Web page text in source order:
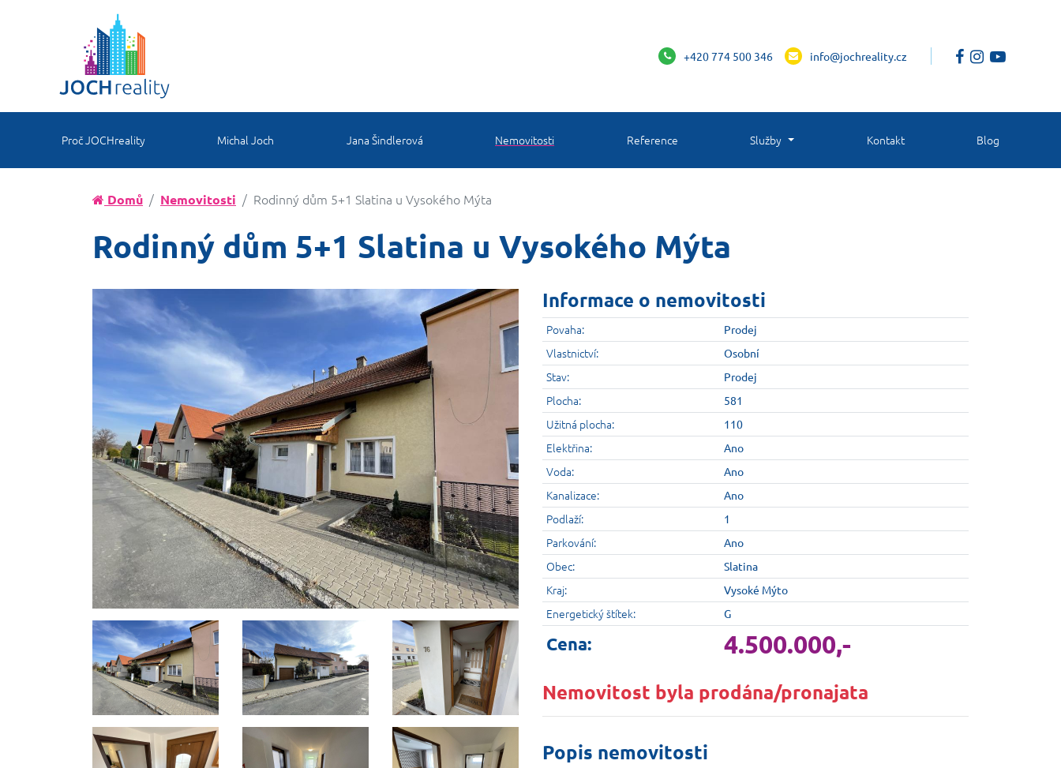
+420 774 500 346 info@jochreality.cz
Proč JOCHreality Michal Joch Jana Šindlerová Nemovitosti Reference Služby Kontakt Blog
Domů Nemovitosti Rodinný dům 5+1 Slatina u Vysokého Mýta
Rodinný dům 5+1 Slatina u Vysokého Mýta
Informace o nemovitosti
Povaha: Prodej
Vlastnictví: Osobní
Stav: Prodej
Plocha: 581
Užitná plocha: 110
Elektřina: Ano
Voda: Ano
Kanalizace: Ano
Podlaží: 1
Parkování: Ano
Obec: Slatina
Kraj: Vysoké Mýto
Energetický štítek: G
Cena: 4.500.000,-
Nemovitost byla prodána/pronajata
Popis nemovitosti